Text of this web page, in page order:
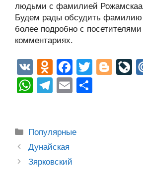
людьми с фамилией
Будем рады обсудить фамилию
более подробно с
комментариях.
V
K
O
d
n
kl
a
ss
F
a
c
b
T
Bl
W
s
A
p
T
gr
a
m
E
Рубрики
Популярные
Post
navigation
Дунайская
Зярковский